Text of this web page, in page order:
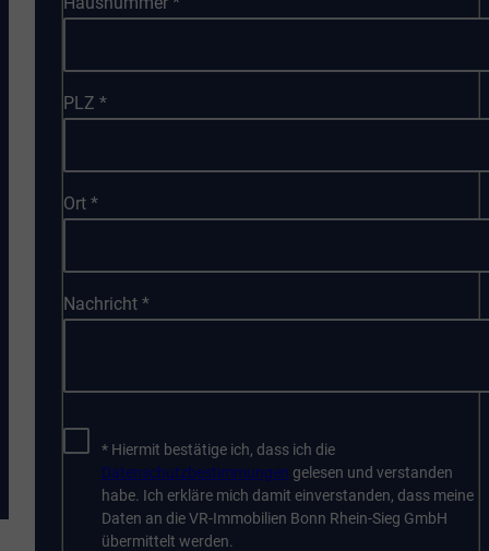
PLZ*
Ort*
Nachricht*
* Hiermit bestätige ich, dass ich die
Datenschutzbestimmungen gelesen und verstanden
habe. Ich erkläre mich damit einverstanden, dass meine
Daten an die VR-Immobilien Bonn Rhein-Sieg GmbH
übermittelt werden.